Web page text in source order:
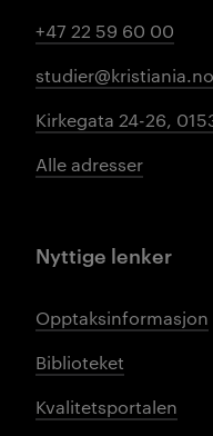
+47 22 59 60 00
studier@kristiania.no
Kirkegata 24-26,
Alle adresser
Nyttige lenker
Opptaksinformasjon
Biblioteket
Kvalitetsportalen